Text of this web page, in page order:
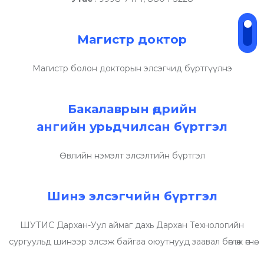
Магистр доктор
Магистр болон докторын элсэгчид бүртгүүлнэ
Бакалаврын өдрийн
ангийн урьдчилсан бүртгэл
Өвлийн нэмэлт элсэлтийн бүртгэл
Шинэ элсэгчийн бүртгэл
ШУТИС Дархан-Уул аймаг дахь Дархан Технологийн
сургуульд шинээр элсэж байгаа оюутнууд заавал бөглөж өгнө.